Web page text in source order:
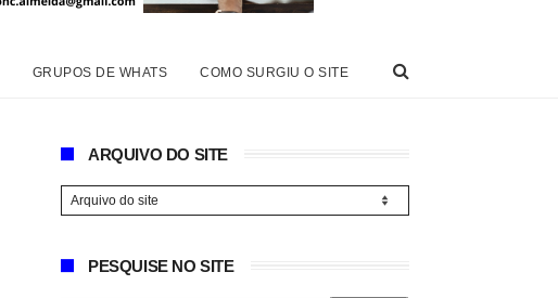
GRUPOS DE WHATS COMO SURGIU O SITE
ARQUIVO DO SITE
PESQUISE NO SITE